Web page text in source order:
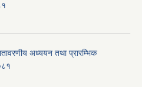
अध्ययन तथा प्रारम्भिक